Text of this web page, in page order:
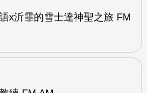
x沂霏的雪士達神聖之旅 FM